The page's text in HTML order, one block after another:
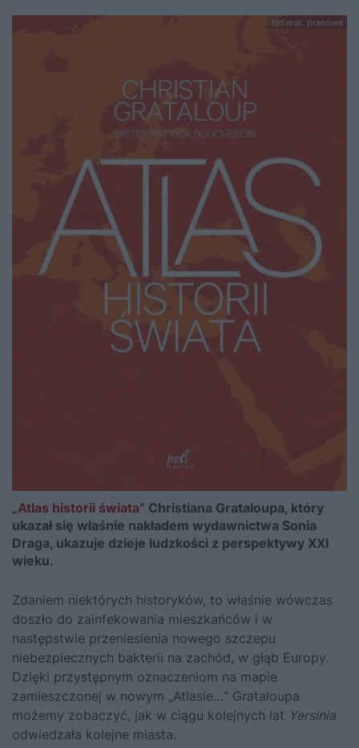
fot.mat. prasowe
„Atlas historii świata” Christiana Grataloupa, który
ukazał się właśnie nakładem wydawnictwa Sonia
Draga, ukazuje dzieje ludzkości z perspektywy XXI
wieku.
Zdaniem niektórych historyków, to właśnie wówczas
doszło do zainfekowania mieszkańców i w
następstwie przeniesienia nowego szczepu
niebezpiecznych bakterii na zachód, w głąb Europy.
Dzięki przystępnym oznaczeniom na mapie
zamieszczonej w nowym „Atlasie…“ Grataloupa
możemy zobaczyć, jak w ciągu kolejnych lat Yersinia
odwiedzała kolejne miasta.